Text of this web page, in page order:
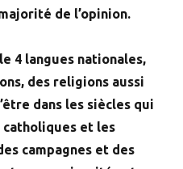
de l’opinion.
4 langues nationales,
des religions aussi
dans les siècles qui
et les
campagnes et des